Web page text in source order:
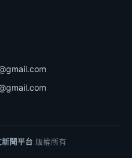
聞平台 版權所有